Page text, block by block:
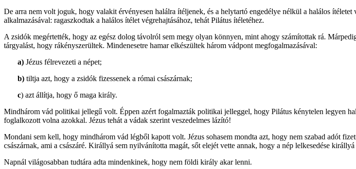
De arra nem volt joguk, hogy valakit érvényesen halálra ítéljenek, és a helytartó engedélye nélkül a halálos
alkalmazásával: ragaszkodtak a halálos ítélet végrehajtásához, tehát Pilátus ítéletéhez.
A zsidók megértették, hogy az egész dolog távolról sem megy olyan könnyen, mint ahogy számítottak rá.
tárgyalást, hogy rákényszerültek. Mindenesetre hamar elkészültek három vádpont megfogalmazásával:
a) Jézus félrevezeti a népet;
b) tiltja azt, hogy a zsidók fizessenek a római császárnak;
c) azt állítja, hogy ő maga király.
Mindhárom vád politikai jellegű volt. Éppen azért fogalmazták politikai jelleggel, hogy Pilátus kénytelen legyen
foglalkozott volna azokkal. Jézus tehát a vádak szerint veszedelmes lázító!
Mondani sem kell, hogy mindhárom vád légből kapott volt. Jézus sohasem mondta azt, hogy nem szabad adót
császárnak, ami a császáré. Királlyá sem nyilvánította magát, sőt elejét vette annak, hogy a nép lelkesedése királlyá
Napnál világosabban tudtára adta mindenkinek, hogy nem földi király akar lenni.